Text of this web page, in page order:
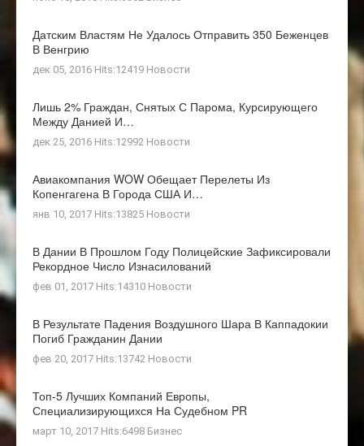
Датским Властям Не Удалось Отправить 350 Беженцев
В Венгрию
дек 05, 2016 Hits:12419 Новости
Лишь 2% Граждан, Снятых С Парома, Курсирующего
Между Данией И…
дек 25, 2016 Hits:12992 Новости
Авиакомпания WOW Обещает Перелеты Из
Копенгагена В Города США И…
янв 10, 2017 Hits:13825 Новости
В Дании В Прошлом Году Полицейские Зафиксировали
Рекордное Число Изнасилований
фев 01, 2017 Hits:14310 Новости
В Результате Падения Воздушного Шара В Каппадокии
Погиб Гражданин Дании
фев 20, 2017 Hits:13742 Новости
Топ-5 Лучших Компаний Европы,
Специализирующихся На Судебном PR
март 10, 2017 Hits:6498 Бизнес